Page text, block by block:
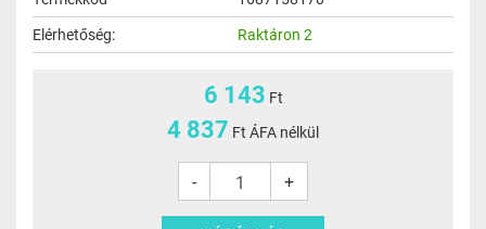
Elérhetőség:
Raktáron 2
6 143 Ft
4 837 Ft ÁFA nélkül
- +